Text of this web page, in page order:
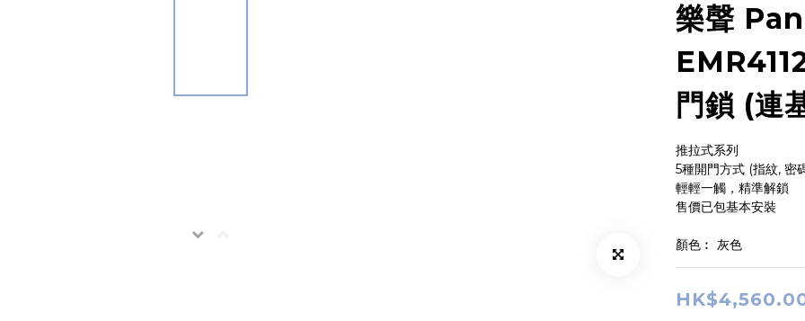
樂聲
門鎖 (連
推拉式系列
5種開門方式 (指紋, 密
輕輕一觸，精準解鎖
售價已包基本安裝
顏色︰ 灰色